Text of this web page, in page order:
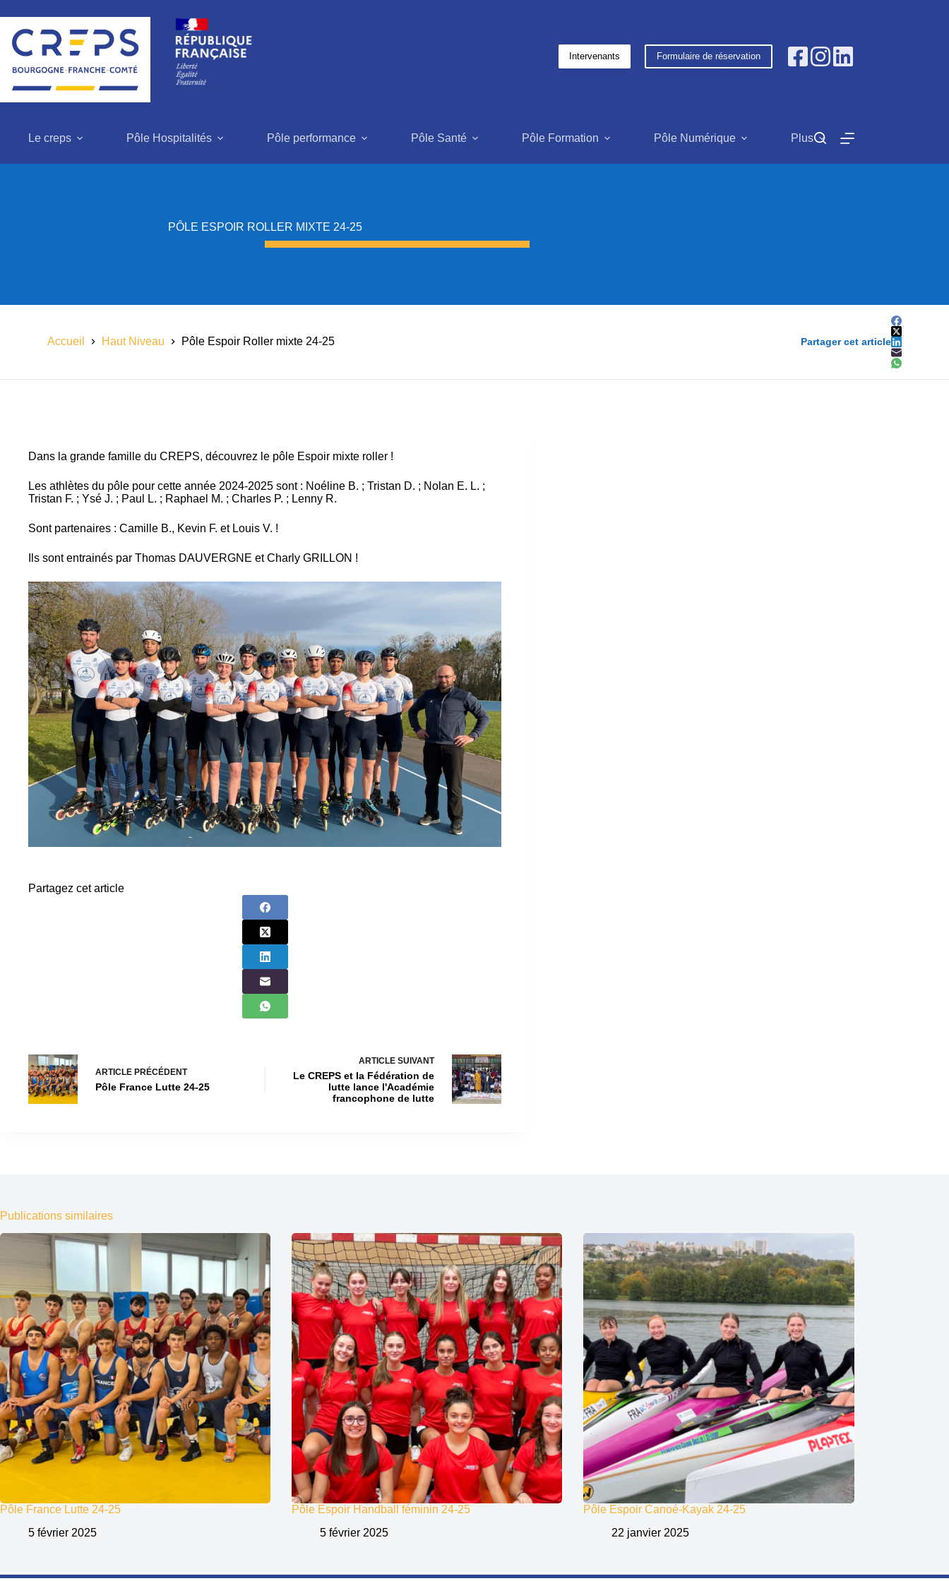
au
contenu
Intervenants Formulaire de réservation
Le creps Pôle Hospitalités Pôle performance Pôle Santé Pôle Formation Pôle Numérique Plus
PÔLE ESPOIR ROLLER MIXTE 24-25
Accueil Haut Niveau Pôle Espoir Roller mixte 24-25 Partager cet article
Dans la grande famille du CREPS, découvrez le pôle Espoir mixte roller !
Les athlètes du pôle pour cette année 2024-2025 sont : Noéline B. ; Tristan D. ; Nolan E. L. ;
Tristan F. ; Ysé J. ; Paul L. ; Raphael M. ; Charles P. ; Lenny R.
Sont partenaires : Camille B., Kevin F. et Louis V. !
Ils sont entrainés par Thomas DAUVERGNE et Charly GRILLON !
Partagez cet article
ARTICLE PRÉCÉDENT
Pôle France Lutte 24-25
ARTICLE SUIVANT
Le CREPS et la Fédération de
lutte lance l'Académie
francophone de lutte
Publications similaires
Pôle France Lutte 24-25
5 février 2025
Pôle Espoir Handball féminin 24-25
5 février 2025
Pôle Espoir Canoé-Kayak 24-25
22 janvier 2025